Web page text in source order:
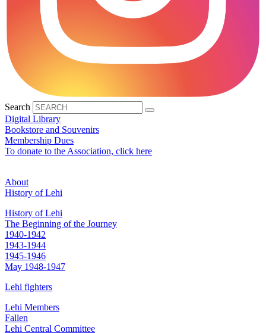
Search
Digital Library
Bookstore and Souvenirs
Membership Dues
To donate to the Association, click here
About
History of Lehi
History of Lehi
The Beginning of the Journey
1940-1942
1943-1944
1945-1946
May 1948-1947
Lehi fighters
Lehi Members
Fallen
Lehi Central Committee